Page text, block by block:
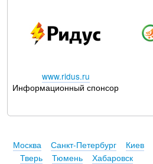
www.ridus.ru
Информационный спонсор
Москва Санкт-Петербург Киев
Тверь
Тюмень Хабаровск